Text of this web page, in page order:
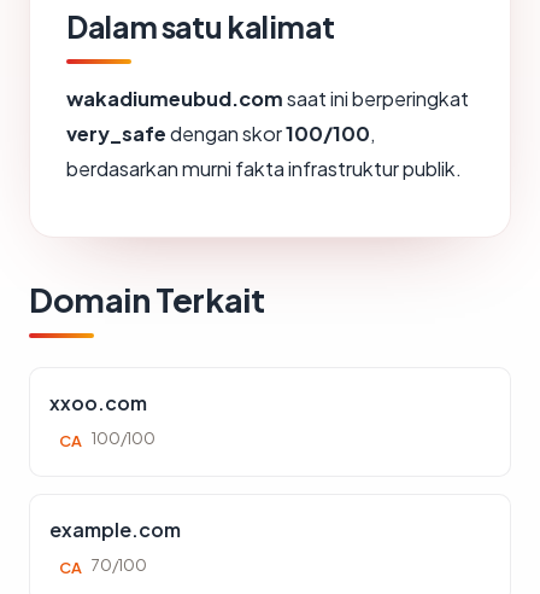
Dalam satu kalimat
wakadiumeubud.comsaat ini berperingkat
very_safedengan skor100/100,
berdasarkan murni fakta infrastruktur publik.
Domain Terkait
xxoo.com
CA 100/100
example.com
CA 70/100